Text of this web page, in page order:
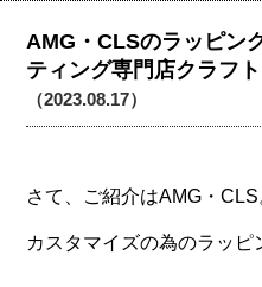
AMG・CLSのラッピン
ティング専門店クラフ
（2023.08.17）
さて、ご紹介はAMG・CLS
カスタマイズの為のラッピ